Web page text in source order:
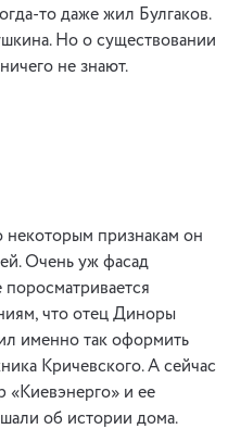
то даже жил Булгаков.
Но о существовании
не знают.
некоторым признакам он
Очень уж фасад
что отец Диноры
именно так оформить
Кричевского. А сейчас
«Киевэнерго» и ее
об истории дома.